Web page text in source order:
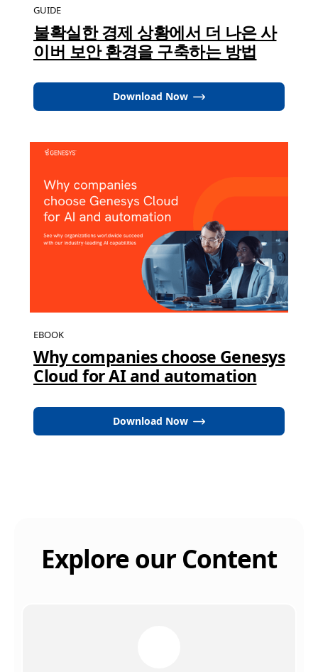
GUIDE
불확실한 경제 상황에서 더 나은 사
이버 보안 환경을 구축하는 방법
Download Now
EBOOK
Why companies choose Genesys
Cloud for AI and automation
Download Now
Explore our Content